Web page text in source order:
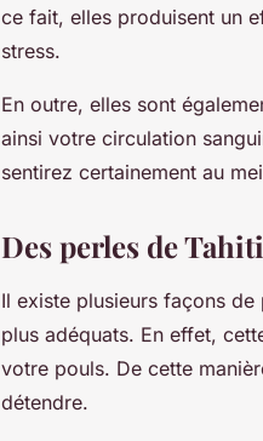
ce fait, elles produisent un
stress.
En outre, elles sont
ainsi votre circulation
sentirez certainement au
Des perles de
Il existe plusieurs façons
plus adéquats. En effet,
votre pouls. De cette
détendre.